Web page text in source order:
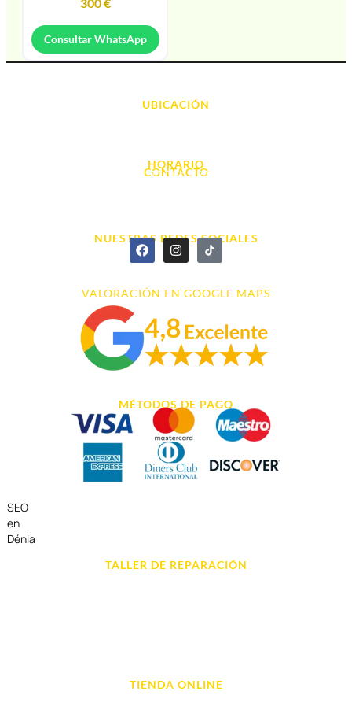
Consultar WhatsApp
UBICACIÓN
HORARIO
L. - S. 10:00h a 22:00h
CONTACTO
NUESTRAS REDES SOCIALES
VALORACIÓN EN GOOGLE MAPS
MÉTODOS DE PAGO
SEO
en
Dénia
TALLER DE REPARACIÓN
TIENDA ONLINE